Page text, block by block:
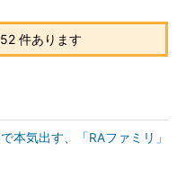
件あります
本気出す、「RAファミリ」